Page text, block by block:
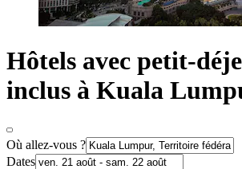
Hôtels avec petit-
inclus à Kuala
Où allez-vous ?
Dates